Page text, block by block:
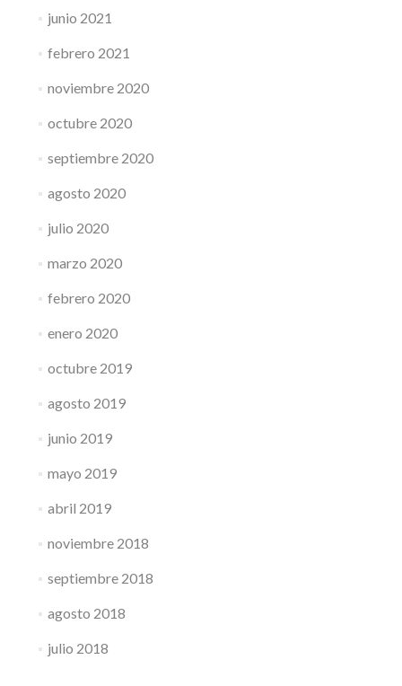
junio 2021
febrero 2021
noviembre 2020
octubre 2020
septiembre 2020
agosto 2020
julio 2020
marzo 2020
febrero 2020
enero 2020
octubre 2019
agosto 2019
junio 2019
mayo 2019
abril 2019
noviembre 2018
septiembre 2018
agosto 2018
julio 2018